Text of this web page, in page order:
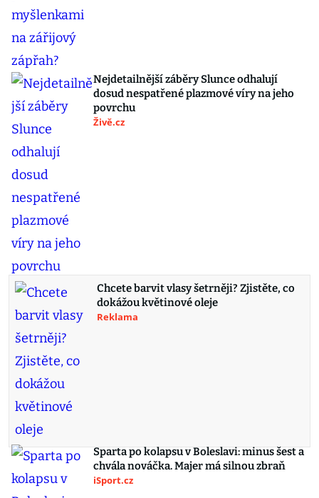
Nejdetailnější záběry Slunce odhalují
dosud nespatřené plazmové víry na jeho
povrchu
Živě.cz
Chcete barvit vlasy šetrněji? Zjistěte, co
dokážou květinové oleje
Reklama
Sparta po kolapsu v Boleslavi: minus šest a
chvála nováčka. Majer má silnou zbraň
iSport.cz